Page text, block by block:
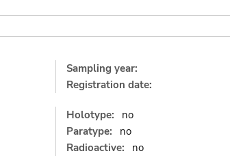
Sampling year:
Registration date:
Holotype:
no
Paratype:
no
Radioactive:
no